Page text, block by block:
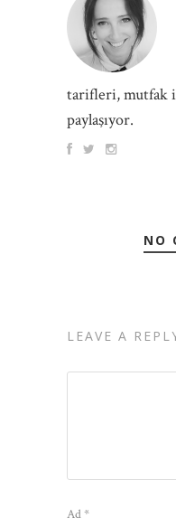
tarifleri, mutfak
paylaşıyor.
NO
LEAVE A
Ad*